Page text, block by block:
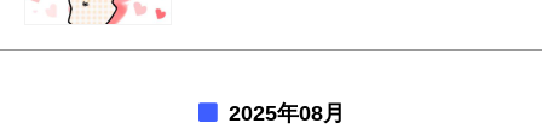
2025年08月